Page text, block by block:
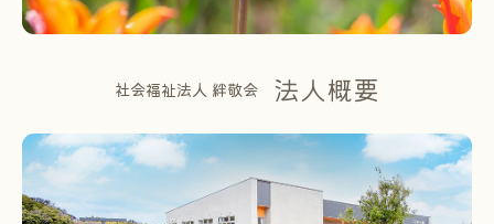
社会福祉法人 絆敬会 法人概要